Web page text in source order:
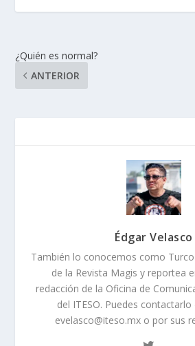
¿Quién es normal?
ANTERIOR
Édgar Velasco
También lo conocemos como
de la Revista Magis y reportea
redacción de la Oficina de
del ITESO. Puedes
evelasco@iteso.mx o por sus